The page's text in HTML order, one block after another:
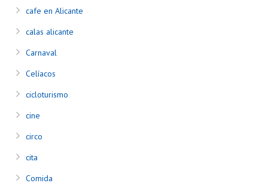
cafe en Alicante
calas alicante
Carnaval
Celíacos
cicloturismo
cine
circo
cita
Comida